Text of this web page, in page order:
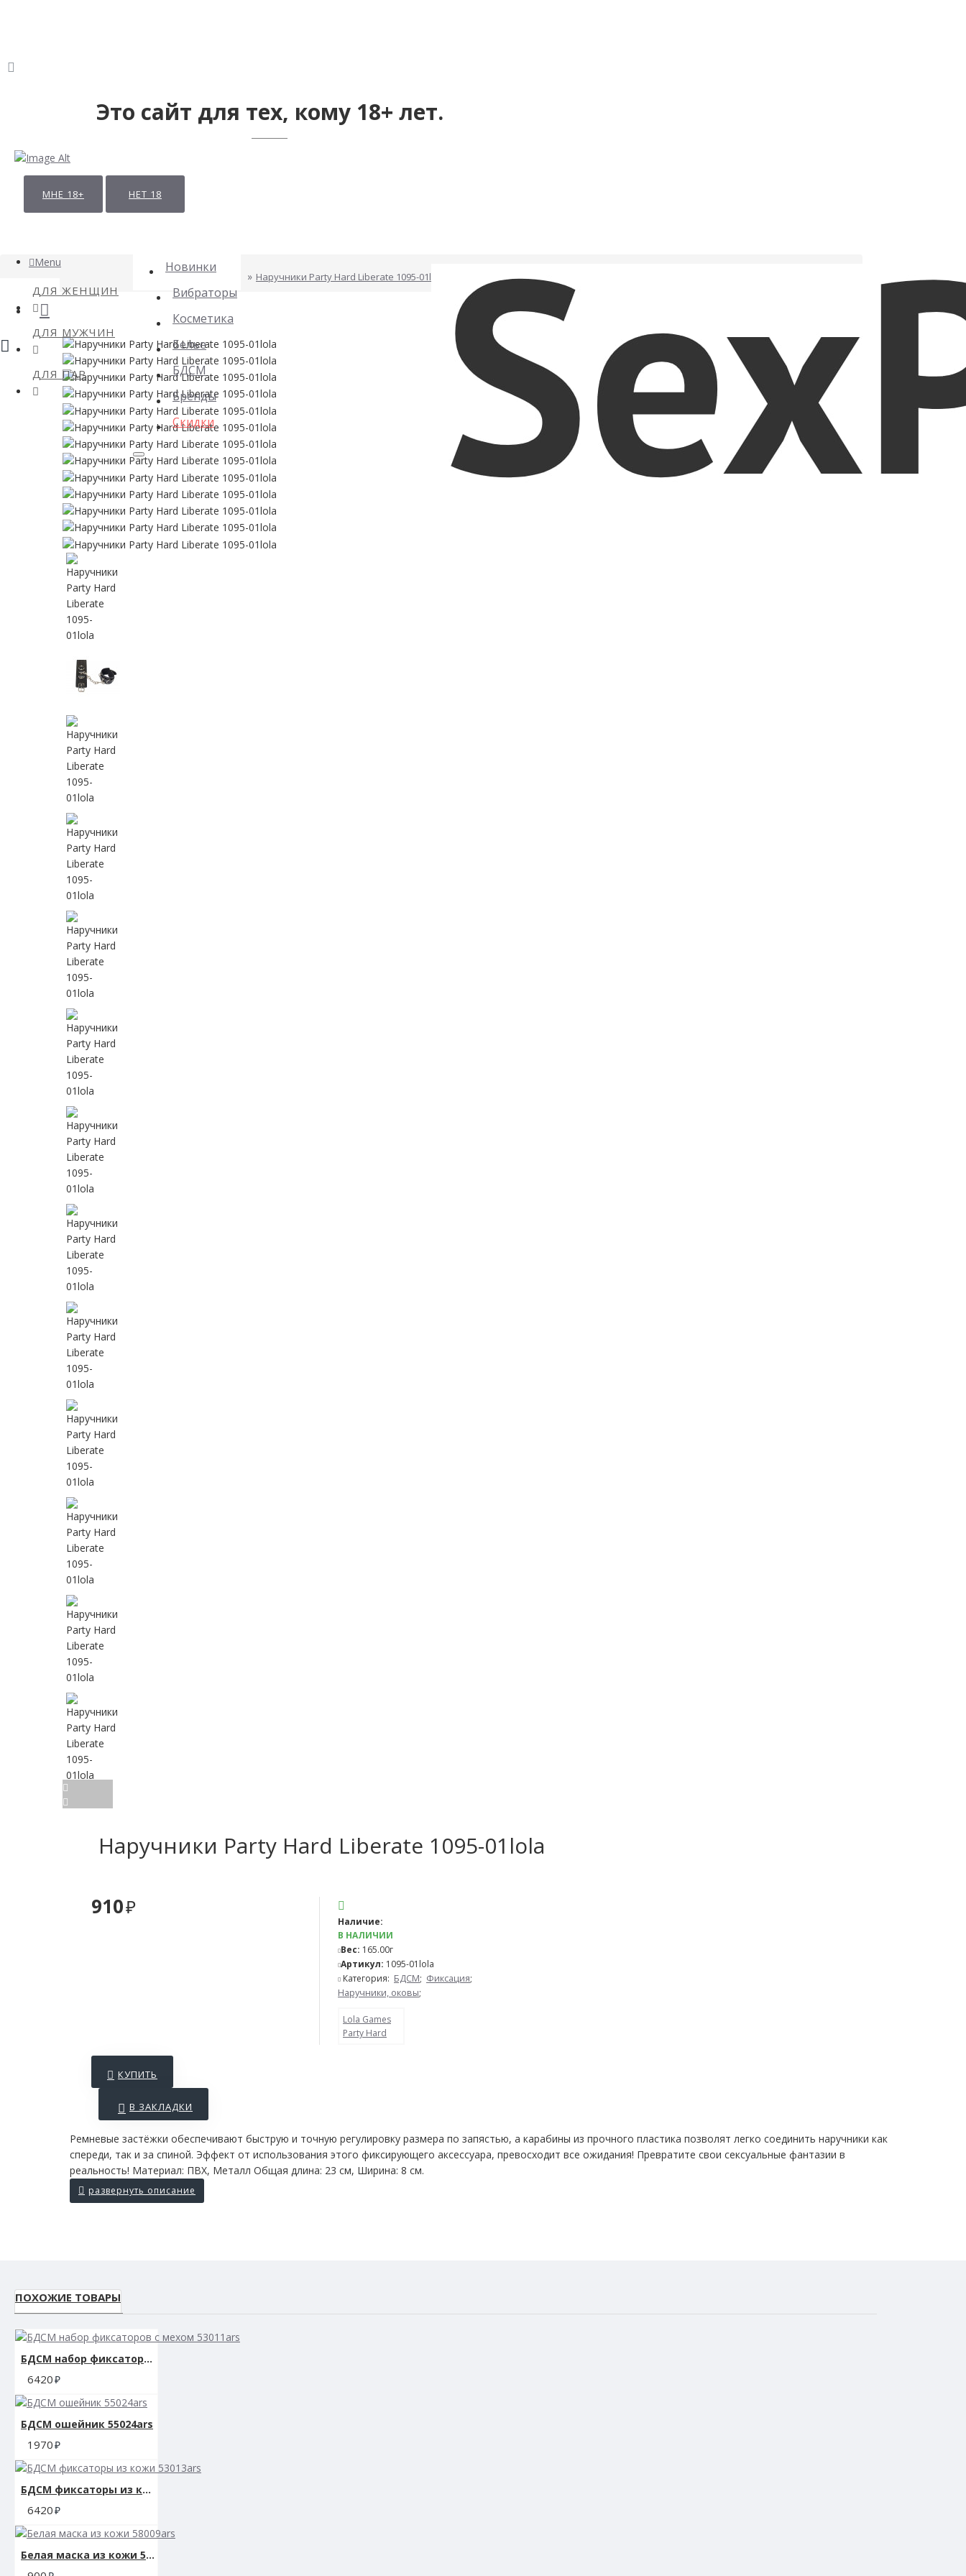
Это сайт для тех, кому 18+ лет.
МНЕ 18+ НЕТ 18
Menu
ДЛЯ ЖЕНЩИН
ДЛЯ МУЖЧИН
ДЛЯ ПАР
Новинки
Вибраторы
Косметика
Белье
БДСМ
Бренды
Скидки
Наручники Party Hard Liberate 1095-01lola
Наручники Party Hard Liberate 1095-01lola
910
Наличие:
В НАЛИЧИИ
Вес: 165.00г
Артикул: 1095-01lola
Категория: БДСМ; Фиксация;
Наручники, оковы;
Lola Games
Party Hard
КУПИТЬ
В ЗАКЛАДКИ
Ремневые застёжки обеспечивают быструю и точную регулировку размера по запястью, а карабины из прочного пластика позволят легко соединить наручники как
спереди, так и за спиной. Эффект от использования этого фиксирующего аксессуара, превосходит все ожидания! Превратите свои сексуальные фантазии в
реальность! Материал: ПВХ, Металл Общая длина: 23 см, Ширина: 8 см.
ПОХОЖИЕ ТОВАРЫ
БДСМ набор фиксаторов с мехом 53011ars
6420
БДСМ ошейник 55024ars
1970
БДСМ фиксаторы из кожи 53013ars
6420
Белая маска из кожи 58009ars